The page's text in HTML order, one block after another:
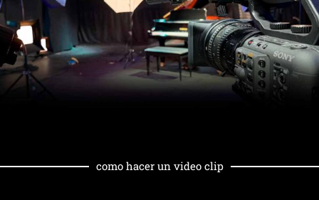
como hacer un video clip